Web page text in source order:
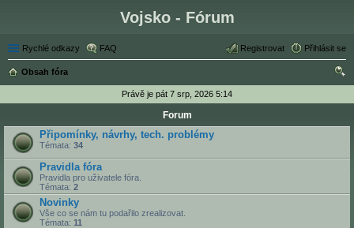
Vojsko - Fórum
Rychlé odkazy FAQ Přihlásit se
Registrovat
Obsah fóra
Právě je pát 7 srp, 2026 5:14
Forum
Připomínky, návrhy, tech. problémy
Témata: 34
Pravidla fóra
Pravidla pro uživatele fóra.
Témata: 2
Novinky
Vše co se nám tu podařilo zrealizovat.
Témata: 11